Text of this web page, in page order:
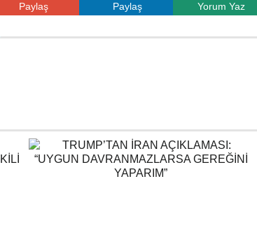
Paylaş Paylaş Yorum Yaz